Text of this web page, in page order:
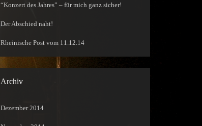
“Konzert des Jahres” – für mich ganz sicher!
Der Abschied naht!
Rheinische Post vom 11.12.14
Archiv
Dezember 2014